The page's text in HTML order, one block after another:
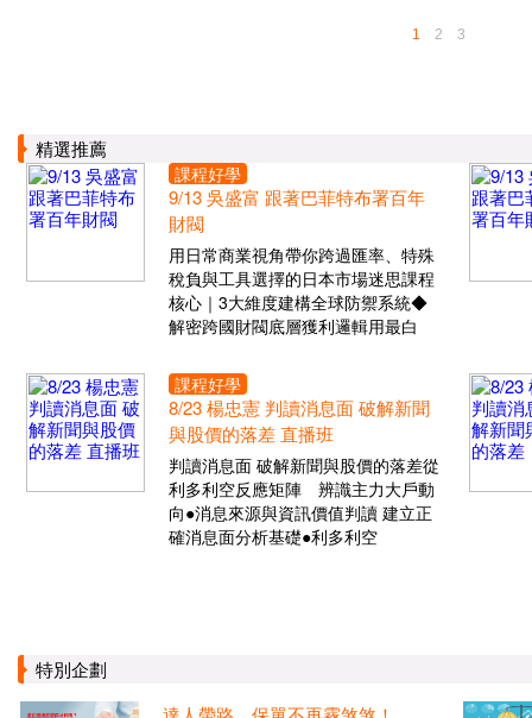
1 2 3
精選推薦
課程好學
9/13 吳盛富 跟著巴菲特布署百年
財閥
用日常商業視角帶你跨過匯率、特殊
稅負與工具選擇的日本市場迷思課程
核心｜3大維度建構全球防禦系統◆
解密跨國財閥底層獲利邏輯用最白
課程好學
8/23 楊忠憲 判讀消息面 破解新聞
與股價的落差 直播班
判讀消息面 破解新聞與股價的落差從
利多利空反應矩陣 辨識主力大戶動
向●消息來源與資訊價值判讀 建立正
確消息面分析基礎●利多利空
特別企劃